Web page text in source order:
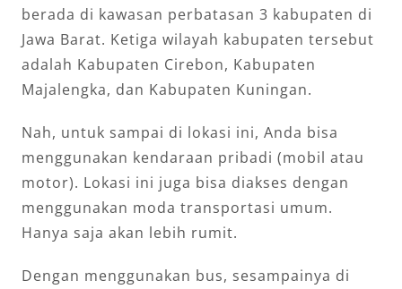
berada di kawasan perbatasan 3 kabupaten di
Jawa Barat. Ketiga wilayah kabupaten tersebut
adalah Kabupaten Cirebon, Kabupaten
Majalengka, dan Kabupaten Kuningan.
Nah, untuk sampai di lokasi ini, Anda bisa
menggunakan kendaraan pribadi (mobil atau
motor). Lokasi ini juga bisa diakses dengan
menggunakan moda transportasi umum.
Hanya saja akan lebih rumit.
Dengan menggunakan bus, sesampainya di